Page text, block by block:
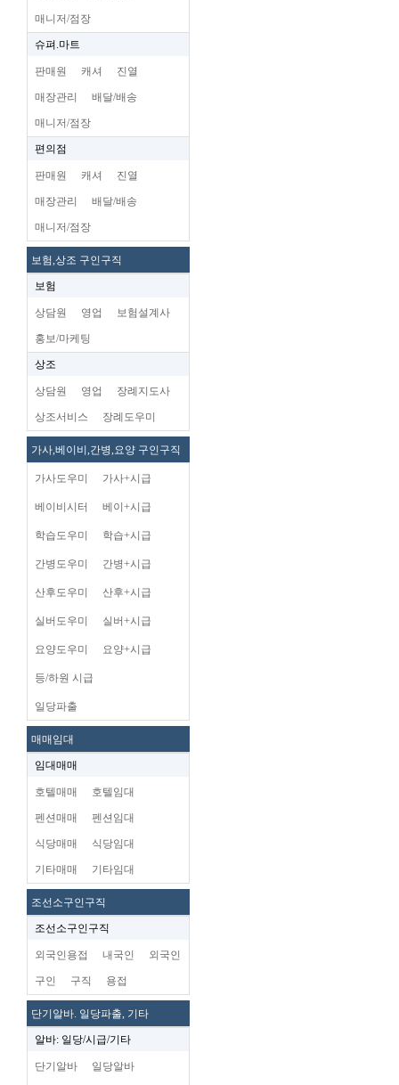
매니저/점장
슈펴.마트
판매원 캐셔 진열
매장관리 배달/배송
매니저/점장
편의점
판매원 캐셔 진열
매장관리 배달/배송
매니저/점장
보험,상조 구인구직
보험
상담원 영업 보험설계사
홍보/마케팅
상조
상담원 영업 장례지도사
상조서비스 장례도우미
가사,베이비,간병,요양 구인구직
가사도우미 가사+시급
베이비시터 베이+시급
학습도우미 학습+시급
간병도우미 간병+시급
산후도우미 산후+시급
실버도우미 실버+시급
요양도우미 요양+시급
등/하원 시급
일당파출
매매임대
임대매매
호텔매매 호텔임대
펜션매매 펜션임대
식당매매 식당임대
기타매매 기타임대
조선소구인구직
조선소구인구직
외국인용접 내국인 외국인
구인 구직 용접
단기알바. 일당파출, 기타
알바: 일당/시급/기타
단기알바 일당알바